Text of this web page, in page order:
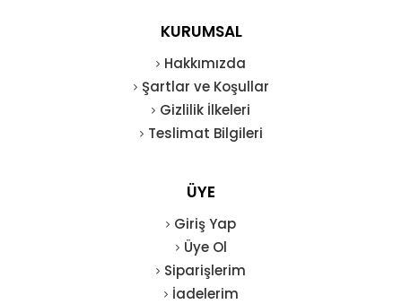
KURUMSAL
Hakkımızda
Şartlar ve Koşullar
Gizlilik İlkeleri
Teslimat Bilgileri
ÜYE
Giriş Yap
Üye Ol
Siparişlerim
İadelerim